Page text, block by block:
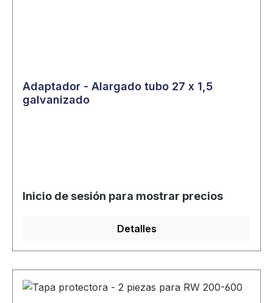
Adaptador - Alargado tubo 27 x 1,5
galvanizado
Inicio de sesión para mostrar precios
Detalles